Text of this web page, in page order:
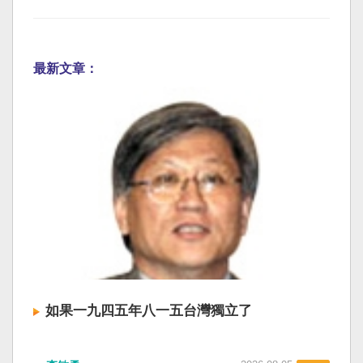
最新文章：
如果一九四五年八一五台灣獨立了